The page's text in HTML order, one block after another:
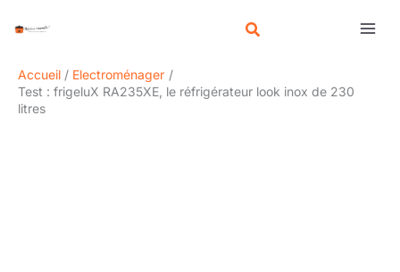
Accueil
Electroménager
Test : frigeluX RA235XE, le réfrigérateur look inox de 230
litres
e
h
e